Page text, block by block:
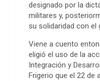
designado por la
militares y,
su solidaridad con el
Viene a cuento
eligió el uso de la
Integración y
Frigerio que el 22 de